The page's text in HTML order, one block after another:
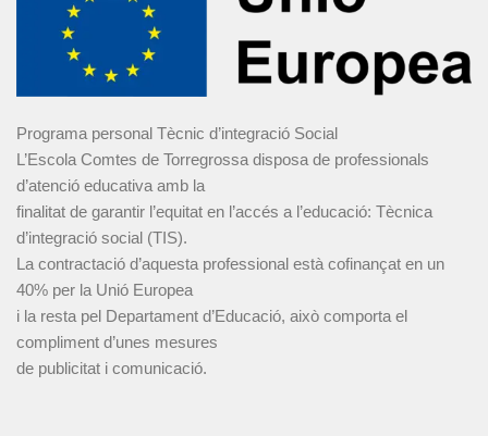
Programa personal Tècnic d’integració Social
L’Escola Comtes de Torregrossa disposa de professionals
d’atenció educativa amb la
finalitat de garantir l’equitat en l’accés a l’educació: Tècnica
d’integració social (TIS).
La contractació d’aquesta professional està cofinançat en un
40% per la Unió Europea
i la resta pel Departament d’Educació, això comporta el
compliment d’unes mesures
de publicitat i comunicació.